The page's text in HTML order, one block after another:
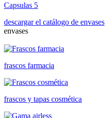
Capsulas 5
descargar el catálogo de envases
envases
frascos farmacia
frascos y tapas cosmética